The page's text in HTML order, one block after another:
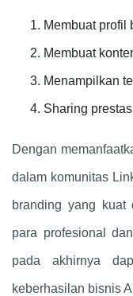
Membuat profil
Membuat
Menampilkan
Sharing
Dengan
dalam komunitas
branding yang
para profesional
pada akhirnya
keberhasilan bisnis